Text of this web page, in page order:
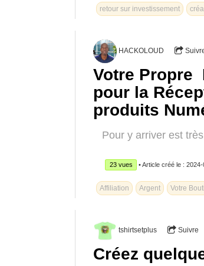
retour sur investissement
HACKOLOUD
Votre Propre
pour la
produits
Pour y arriver est
23 vues • Article créé le :
Affiliation Argent Votre
tshirtsetplus Suivre
Créez